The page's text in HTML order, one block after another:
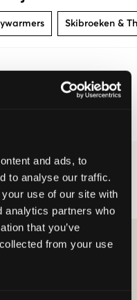
and ads, to
to analyse our traffic.
use of our site with
analytics partners who
that you’ve
from your use
Skibroeken &
OP JE AANKOOP!